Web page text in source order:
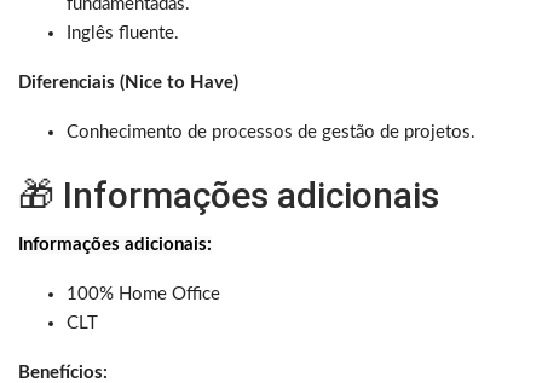
fundamentadas.
Inglês fluente.
Diferenciais (Nice to Have)
Conhecimento de processos de gestão de projetos.
🎁 Informações adicionais
Informações adicionais:
100% Home Office
CLT
Benefícios: